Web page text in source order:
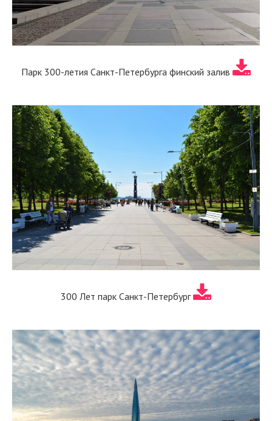
Парк 300-летия Санкт-Петербурга финский залив
300 Лет парк Санкт-Петербург